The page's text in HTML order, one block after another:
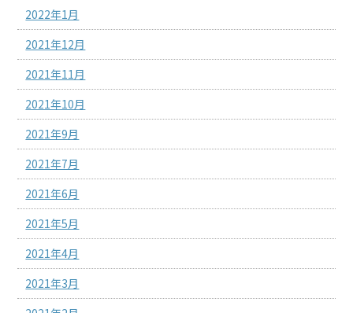
2022年1月
2021年12月
2021年11月
2021年10月
2021年9月
2021年7月
2021年6月
2021年5月
2021年4月
2021年3月